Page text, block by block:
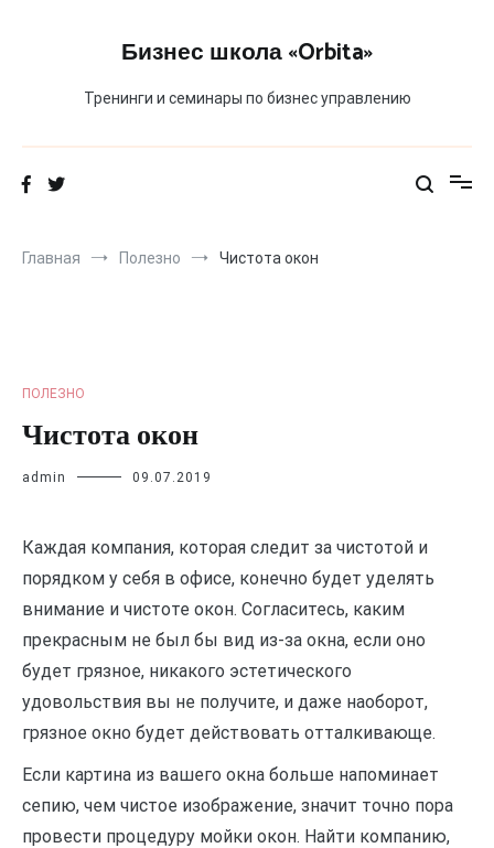
Бизнес школа «Orbita»
Тренинги и семинары по бизнес управлению
Главная Полезно Чистота окон
ПОЛЕЗНО
Чистота окон
admin 09.07.2019
Каждая компания, которая следит за чистотой и
порядком у себя в офисе, конечно будет уделять
внимание и чистоте окон. Согласитесь, каким
прекрасным не был бы вид из-за окна, если оно
будет грязное, никакого эстетического
удовольствия вы не получите, и даже наоборот,
грязное окно будет действовать отталкивающе.
Если картина из вашего окна больше напоминает
сепию, чем чистое изображение, значит точно пора
провести процедуру мойки окон. Найти компанию,